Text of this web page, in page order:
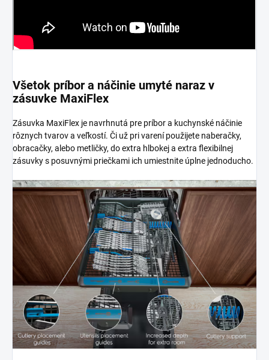
Všetok príbor a náčinie umyté naraz v
zásuvke MaxiFlex
Zásuvka MaxiFlex je navrhnutá pre príbor a kuchynské náčinie
rôznych tvarov a veľkostí. Či už pri varení použijete naberačky,
obracačky, alebo metličky, do extra hlbokej a extra flexibilnej
zásuvky s posuvnými priečkami ich umiestnite úplne jednoducho.